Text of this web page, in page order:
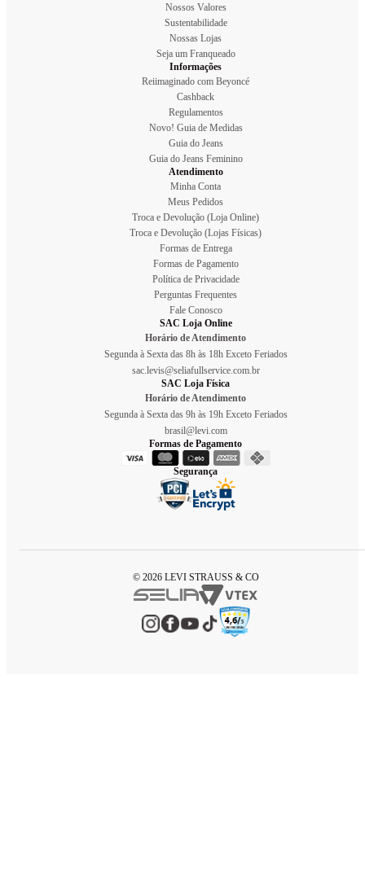
Nossos Valores
Sustentabilidade
Nossas Lojas
Seja um Franqueado
Informações
Reiimaginado com Beyoncé
Cashback
Regulamentos
Novo! Guia de Medidas
Guia do Jeans
Guia do Jeans Feminino
Atendimento
Minha Conta
Meus Pedidos
Troca e Devolução (Loja Online)
Troca e Devolução (Lojas Físicas)
Formas de Entrega
Formas de Pagamento
Política de Privacidade
Perguntas Frequentes
Fale Conosco
SAC Loja Online
Horário de Atendimento
Segunda à Sexta das 8h às 18h Exceto Feriados
sac.levis@seliafullservice.com.br
SAC Loja Física
Horário de Atendimento
Segunda à Sexta das 9h às 19h Exceto Feriados
brasil@levi.com
Formas de Pagamento
Segurança
© 2026 LEVI STRAUSS & CO